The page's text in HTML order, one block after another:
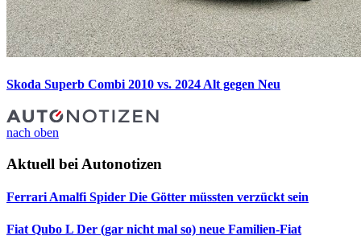
Skoda Superb Combi 2010 vs. 2024 Alt gegen Neu
nach oben
Aktuell bei Autonotizen
Ferrari Amalfi Spider Die Götter müssten verzückt sein
Fiat Qubo L Der (gar nicht mal so) neue Familien-Fiat